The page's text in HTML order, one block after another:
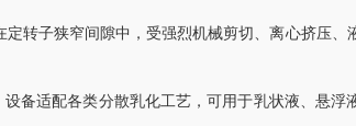
转子狭窄间隙中，受强烈机械剪切、离心挤压、
备适配各类分散乳化工艺，可用于乳状液、悬浮